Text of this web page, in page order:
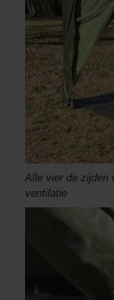
Alle vier de zijden
ventilatie